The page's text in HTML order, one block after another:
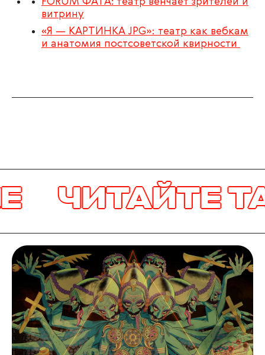
витрину
«Я — КАРТИНКА JPG»: театр как вебкам
и анатомия постсоветской квирности
ЧИТАЙТЕ